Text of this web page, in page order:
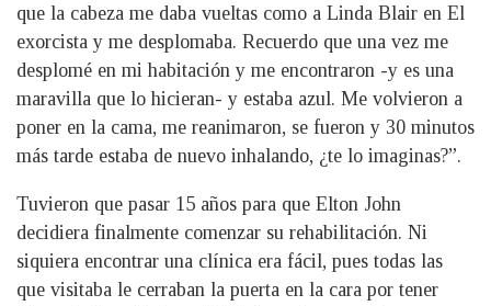
que la cabeza me daba vueltas como a Linda Blair en El
exorcista y me desplomaba. Recuerdo que una vez me
desplomé en mi habitación y me encontraron -y es una
maravilla que lo hicieran- y estaba azul. Me volvieron a
poner en la cama, me reanimaron, se fueron y 30 minutos
más tarde estaba de nuevo inhalando, ¿te lo imaginas?”.
Tuvieron que pasar 15 años para que Elton John
decidiera finalmente comenzar su rehabilitación. Ni
siquiera encontrar una clínica era fácil, pues todas las
que visitaba le cerraban la puerta en la cara por tener